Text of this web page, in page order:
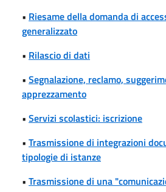
• Riesame della domanda di
generalizzato
• Rilascio di dati
• Segnalazione, reclamo,
apprezzamento
• Servizi scolastici: iscrizione
• Trasmissione di integrazioni
tipologie di istanze
• Trasmissione di una